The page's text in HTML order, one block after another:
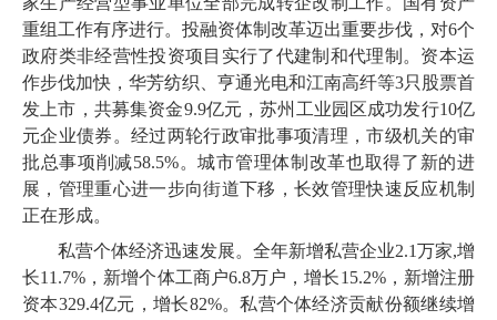
重组工作有序进行。投融资体制改革迈出重要步伐，对6个
政府类非经营性投资项目实行了代建制和代理制。资本运
作步伐加快，华芳纺织、亨通光电和江南高纤等3只股票首
发上市，共募集资金9.9亿元，苏州工业园区成功发行10亿
元企业债券。经过两轮行政审批事项清理，市级机关的审
批总事项削减58.5%。城市管理体制改革也取得了新的进
展，管理重心进一步向街道下移，长效管理快速反应机制
正在形成。
私营个体经济迅速发展。全年新增私营企业2.1万家,增
长11.7%，新增个体工商户6.8万户，增长15.2%，新增注册
资本329.4亿元，增长82%。私营个体经济贡献份额继续增